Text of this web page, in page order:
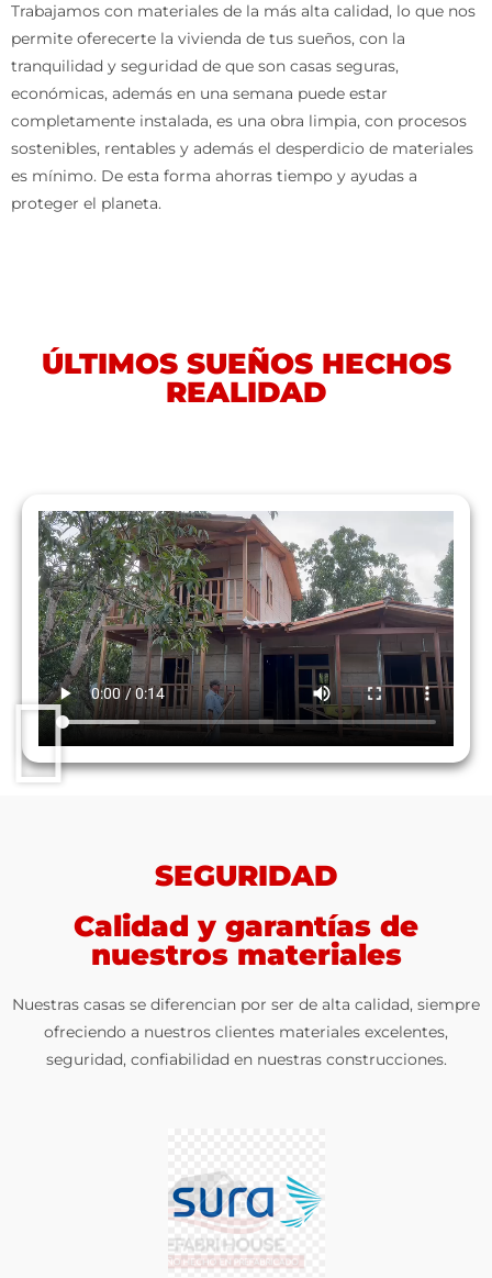
Trabajamos con materiales de la más alta calidad, lo que nos
permite oferecerte la vivienda de tus sueños, con la
tranquilidad y seguridad de que son casas seguras,
económicas, además en una semana puede estar
completamente instalada, es una obra limpia, con procesos
sostenibles, rentables y además el desperdicio de materiales
es mínimo. De esta forma ahorras tiempo y ayudas a
proteger el planeta.
ÚLTIMOS SUEÑOS HECHOS
REALIDAD
SEGURIDAD
Calidad y garantías de
nuestros materiales
Nuestras casas se diferencian por ser de alta calidad, siempre
ofreciendo a nuestros clientes materiales excelentes,
seguridad, confiabilidad en nuestras construcciones.